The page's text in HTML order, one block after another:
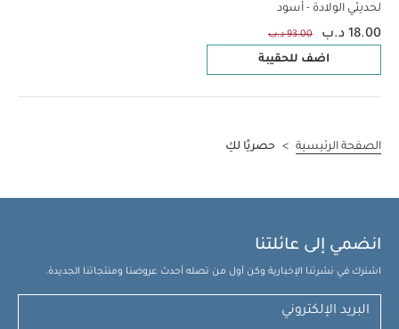
لحديثي الولادة - أسود
18.00 د.ب 93.00 د.ب
اضف للحقيبة
الصفحة الرئيسية > حصريًا لكِ
انضمي إلى عائلتنا
اشترك في نشرتنا الإخبارية وكن أول من تصله أحدث عروضنا ومنتجاتنا الجديدة.